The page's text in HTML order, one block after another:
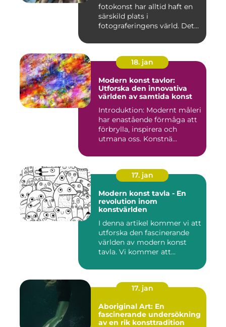
fotokonst har alltid haft en
särskild plats i
fotograferingens värld. Det
18. jan
Modern konst tavlor:
Utforska den innovativa
världen av samtida konst
Introduktion: Modernt måleri
har enastående förmåga att
förbrylla, inspirera och
utmana oss. Konstnä...
17. jan
Modern konst tavla - En
revolution inom
konstvärlden
I denna artikel kommer vi att
utforska den fascinerande
världen av modern konst
tavla. Vi kommer att...
17. jan
Aboriginal Art: En
fascinerande undersökning
av en rik konsttradition